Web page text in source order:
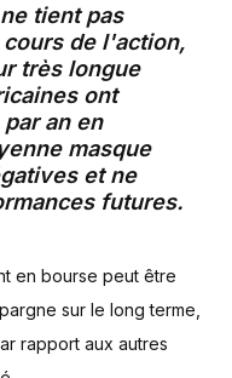
tient pas
de l'action,
très longue
ont
an en
masque
et ne
futures.
en bourse peut être
sur le long terme,
rapport aux autres